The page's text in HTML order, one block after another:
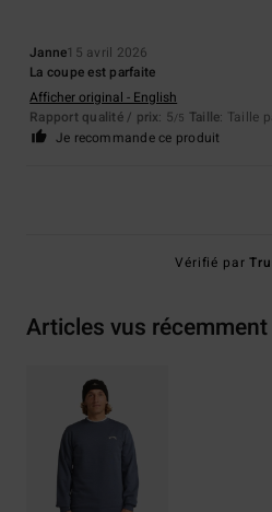
Janne15 avril 2026
La coupe est parfaite
Afficher original - English
Rapport qualité / prix: 5/5 Taille: Taille
Je recommande ce produit
Vérifié par
Articles vus récemment